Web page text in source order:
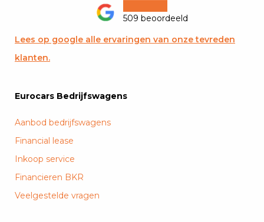
509 beoordeeld
Lees op google alle ervaringen van onze tevreden
klanten.
Eurocars Bedrijfswagens
Aanbod bedrijfswagens
Financial lease
Inkoop service
Financieren BKR
Veelgestelde vragen